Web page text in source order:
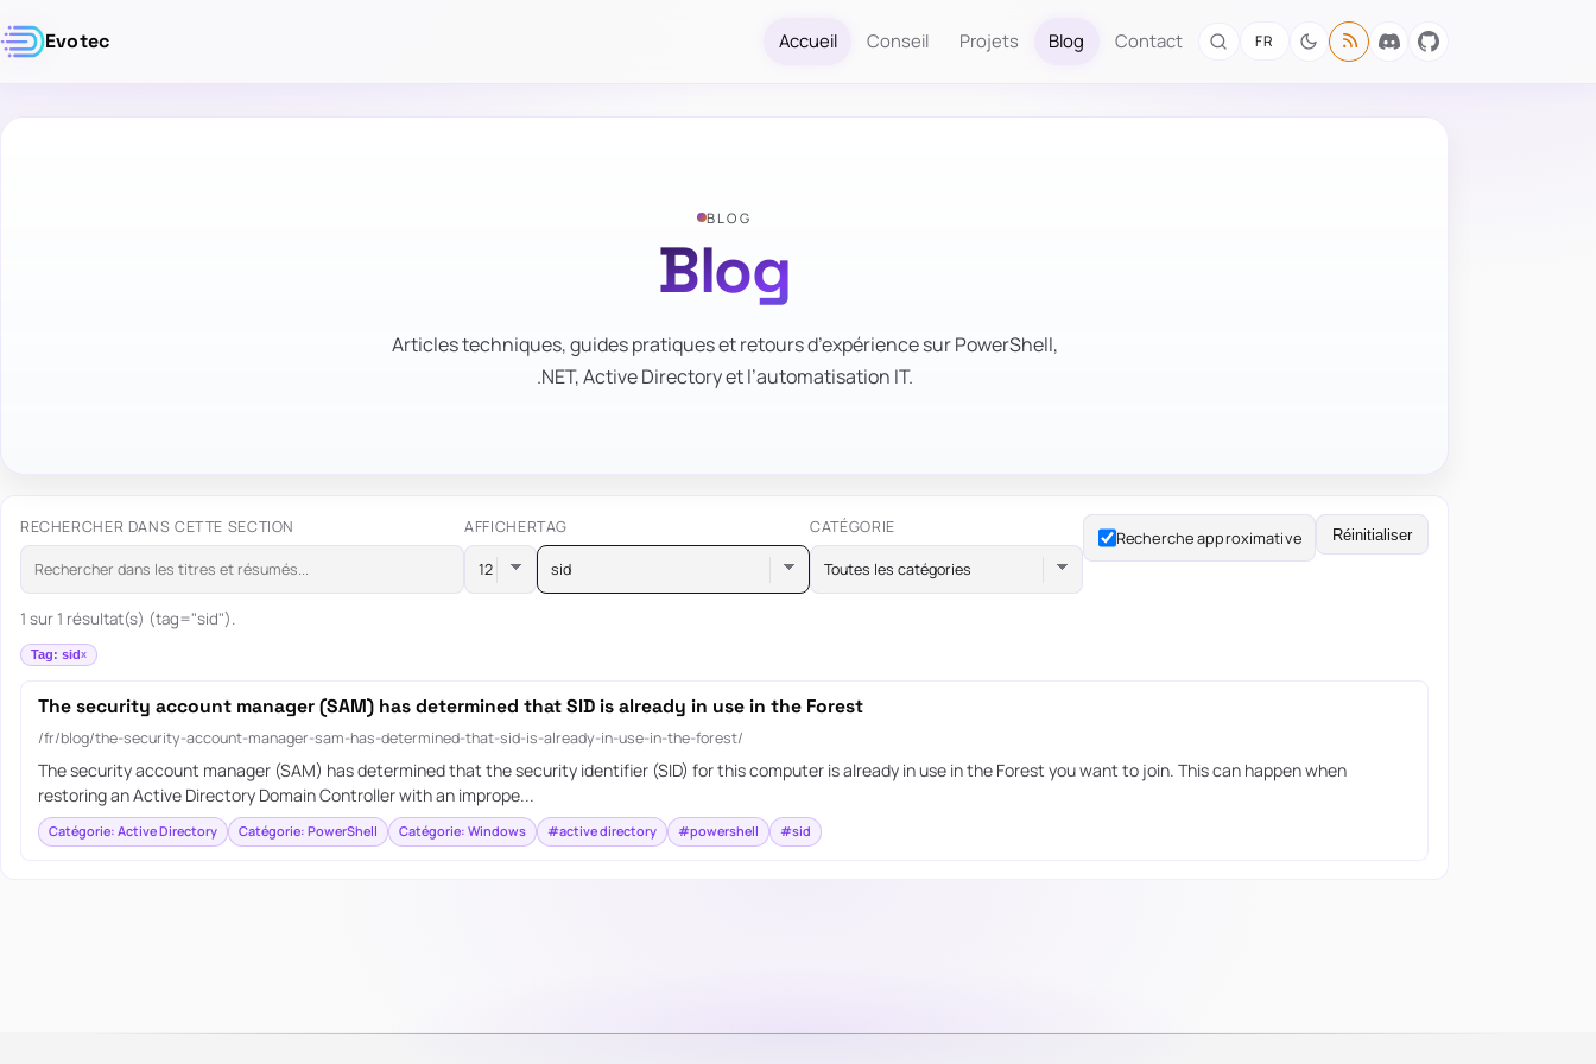
Evotec Accueil Conseil Projets Blog Contact FR
BLOG
Blog
Articles techniques, guides pratiques et retours d’expérience sur PowerShell,
.NET, Active Directory et l’automatisation IT.
RECHERCHER DANS CETTE SECTION AFFICHERTAG
sid
CATÉGORIE
Toutes les catégories
Recherche approximative Réinitialiser
1 sur 1 résultat(s) (tag="sid").
Tag: sid
The security account manager (SAM) has determined that SID is already in use in the Forest
/fr/blog/the-security-account-manager-sam-has-determined-that-sid-is-already-in-use-in-the-forest/
The security account manager (SAM) has determined that the security identifier (SID) for this computer is already in use in the Forest you want to join. This can happen when
restoring an Active Directory Domain Controller with an imprope...
Catégorie: Active Directory Catégorie: PowerShell Catégorie: Windows #active directory #powershell #sid